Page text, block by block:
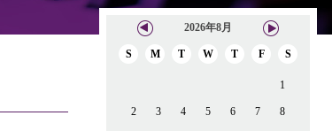
2026年8月
S M T W T F S
1
2 3 4 5 6 7 8